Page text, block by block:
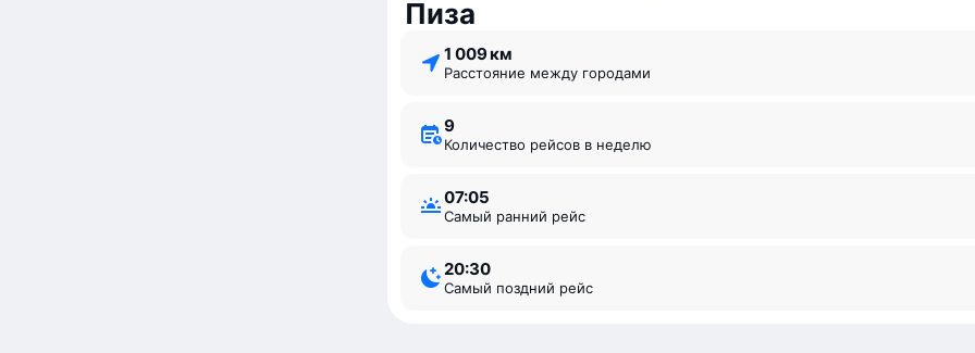
Пиза
1 009 км
Расстояние между городами
9
Количество рейсов в неделю
07:05
Самый ранний рейс
20:30
Самый поздний рейс